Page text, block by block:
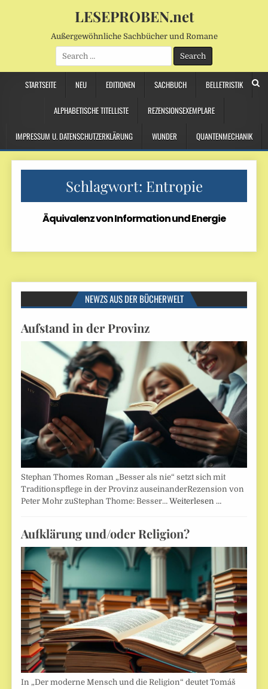
LESEPROBEN.net
Außergewöhnliche Sachbücher und Romane
Search
for:
STARTSEITE NEU EDITIONEN SACHBUCH BELLETRISTIK
ALPHABETISCHE TITELLISTE REZENSIONSEXEMPLARE
IMPRESSUM U. DATENSCHUTZERKLÄRUNG WUNDER QUANTENMECHANIK
Schlagwort: Entropie
Äquivalenz von Information und Energie
NEWZS AUS DER BÜCHERWELT
Aufstand in der Provinz
Stephan Thomes Roman „Besser als nie“ setzt sich mit
Traditionspflege in der Provinz auseinanderRezension von
Peter Mohr zuStephan Thome: Besser…Weiterlesen …
Aufklärung und/oder Religion?
In „Der moderne Mensch und die Religion“ deutet Tomáš